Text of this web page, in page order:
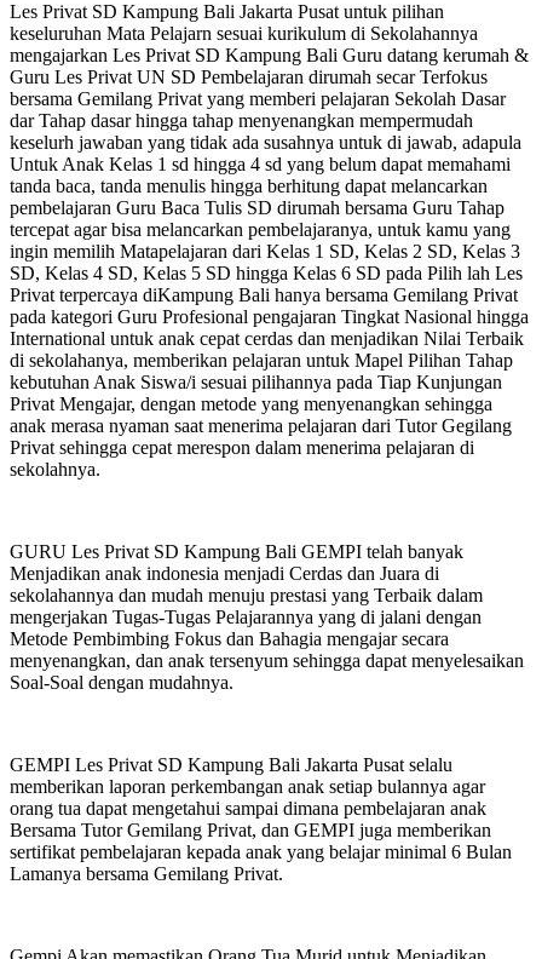
Les Privat SD Kampung Bali Jakarta Pusat untuk pilihan
keseluruhan Mata Pelajarn sesuai kurikulum di Sekolahannya
mengajarkan Les Privat SD Kampung Bali Guru datang kerumah &
Guru Les Privat UN SD Pembelajaran dirumah secar Terfokus
bersama Gemilang Privat yang memberi pelajaran Sekolah Dasar
dar Tahap dasar hingga tahap menyenangkan mempermudah
keselurh jawaban yang tidak ada susahnya untuk di jawab, adapula
Untuk Anak Kelas 1 sd hingga 4 sd yang belum dapat memahami
tanda baca, tanda menulis hingga berhitung dapat melancarkan
pembelajaran Guru Baca Tulis SD dirumah bersama Guru Tahap
tercepat agar bisa melancarkan pembelajaranya, untuk kamu yang
ingin memilih Matapelajaran dari Kelas 1 SD, Kelas 2 SD, Kelas 3
SD, Kelas 4 SD, Kelas 5 SD hingga Kelas 6 SD pada Pilih lah Les
Privat terpercaya diKampung Bali hanya bersama Gemilang Privat
pada kategori Guru Profesional pengajaran Tingkat Nasional hingga
International untuk anak cepat cerdas dan menjadikan Nilai Terbaik
di sekolahanya, memberikan pelajaran untuk Mapel Pilihan Tahap
kebutuhan Anak Siswa/i sesuai pilihannya pada Tiap Kunjungan
Privat Mengajar, dengan metode yang menyenangkan sehingga
anak merasa nyaman saat menerima pelajaran dari Tutor Gegilang
Privat sehingga cepat merespon dalam menerima pelajaran di
sekolahnya.
GURU Les Privat SD Kampung Bali GEMPI telah banyak
Menjadikan anak indonesia menjadi Cerdas dan Juara di
sekolahannya dan mudah menuju prestasi yang Terbaik dalam
mengerjakan Tugas-Tugas Pelajarannya yang di jalani dengan
Metode Pembimbing Fokus dan Bahagia mengajar secara
menyenangkan, dan anak tersenyum sehingga dapat menyelesaikan
Soal-Soal dengan mudahnya.
GEMPI Les Privat SD Kampung Bali Jakarta Pusat selalu
memberikan laporan perkembangan anak setiap bulannya agar
orang tua dapat mengetahui sampai dimana pembelajaran anak
Bersama Tutor Gemilang Privat, dan GEMPI juga memberikan
sertifikat pembelajaran kepada anak yang belajar minimal 6 Bulan
Lamanya bersama Gemilang Privat.